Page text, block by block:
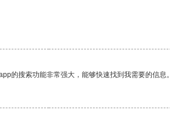
的搜索功能非常强大，能够快速找到我需要的信息。